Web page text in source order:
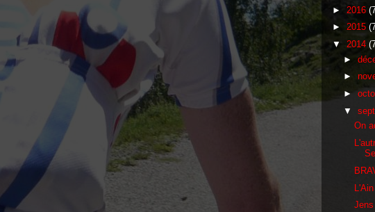
► 2016
► 2015
▼ 2014
►
►
►
▼
On